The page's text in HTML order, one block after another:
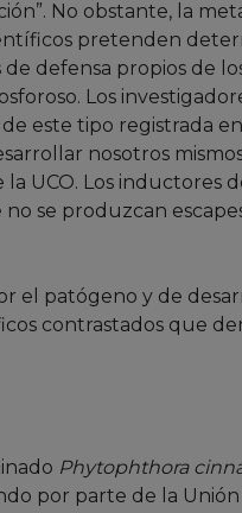
No obstante, la
pretenden
defensa propios de
Los
este tipo registrada
nosotros
UCO. Los inductores
se produzcan
el patógeno y de
contrastados que
Phytophthora
por parte de la